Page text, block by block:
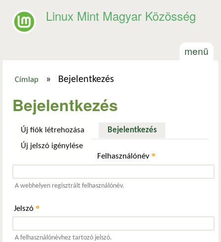
Linux Mint Magyar Közösség
menü
Címlap » Bejelentkezés
Bejelentkezés
Új fiók létrehozása Bejelentkezés(aktív fül)
Új jelszó igénylése
Felhasználónév*
A webhelyen regisztrált felhasználónév.
Jelszó *
A felhasználónévhez tartozó jelszó.